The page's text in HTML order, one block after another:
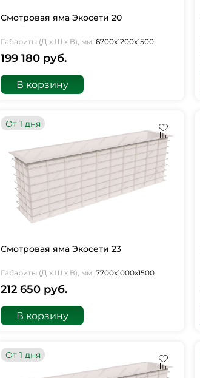
Смотровая яма Экосети 20
Габариты (Д х Ш х В), мм: 6700х1200х1500
199 180 руб.
В корзину
От 1 дня
Смотровая яма Экосети 23
Габариты (Д х Ш х В), мм: 7700х1000х1500
212 650 руб.
В корзину
От 1 дня